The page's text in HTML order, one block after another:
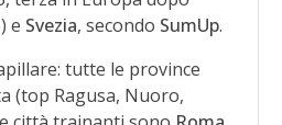
e Svezia, secondo SumUp.
tutte le province
(top Ragusa, Nuoro,